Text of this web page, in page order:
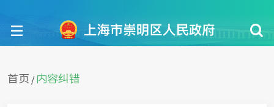
首页 / 内容纠错